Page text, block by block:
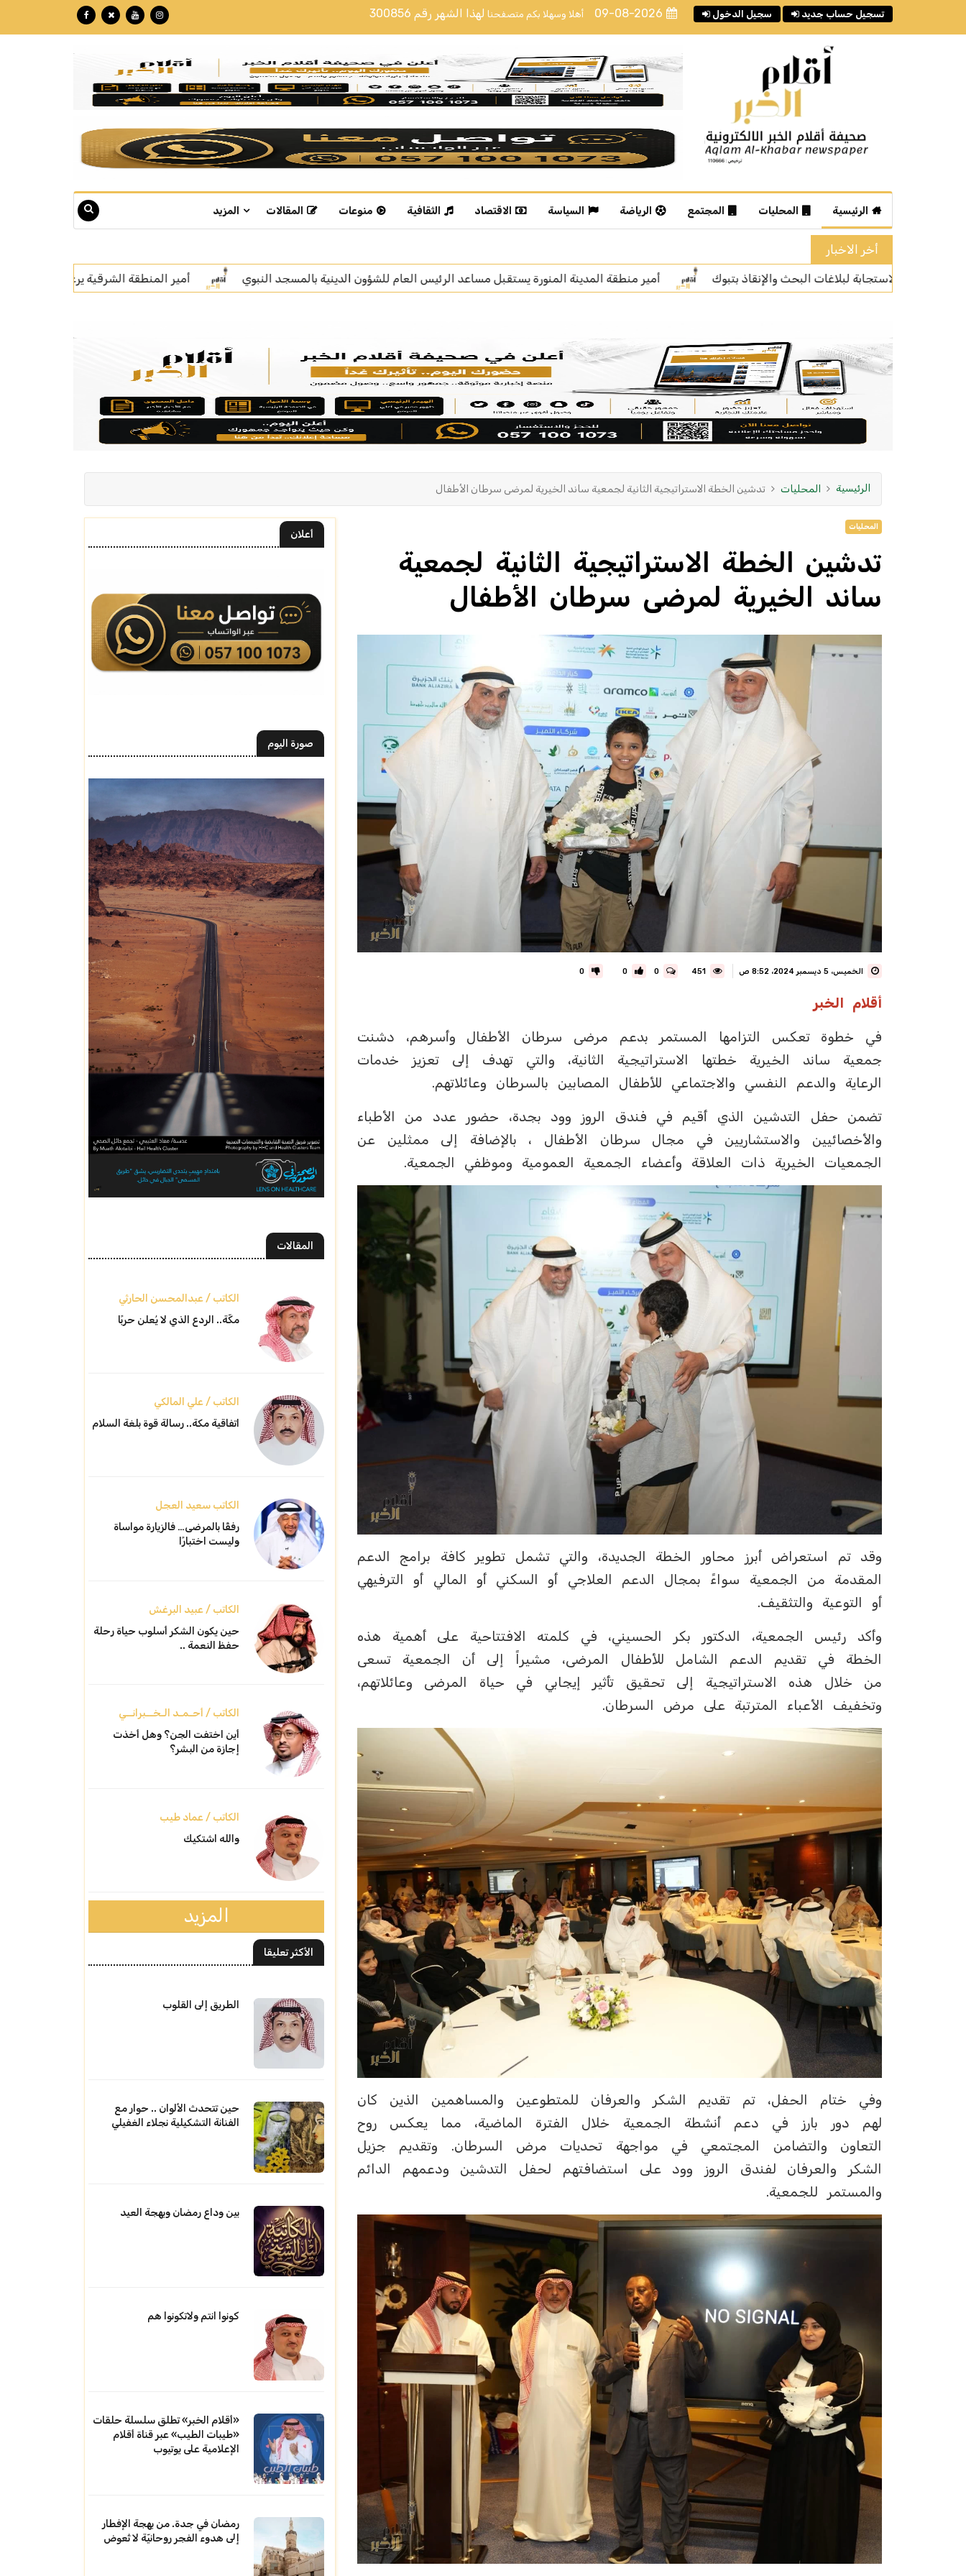
أهلا وسهلا بكم متصفحنا لهذا الشهر رقم 300856 09-08-2026 سجيل الدخول تسجيل حساب جديد
الرئيسية المحليات المجتمع الرياضة السياسة الاقتصاد الثقافية منوعات المقالات المزيد
أخر الاخبار
أمير منطقة المدينة المنورة يستقبل مساعد الرئيس العام للشؤون الدينية بالمسجد النبوي أمير المنطقة الشرقية يرعى توقيع اتفاقية تعاون بين المركز الوطني لتنمية الغطاء
الرئيسية المحليات تدشين الخطة الاستراتيجية الثانية لجمعية ساند الخيرية لمرضى سرطان الأطفال
المحليات
تدشين الخطة الاستراتيجية الثانية لجمعية
ساند الخيرية لمرضى سرطان الأطفال
الخميس، 5 ديسمبر 2024، 8:52 ص 0
0
0
أقلام الخبر
في خطوة تعكس التزامها المستمر بدعم مرضى سرطان الأطفال وأسرهم، دشنت
جمعية ساند الخيرية خطتها الاستراتيجية الثانية، والتي تهدف إلى تعزيز خدمات
الرعاية والدعم النفسي والاجتماعي للأطفال المصابين بالسرطان وعائلاتهم.
تضمن حفل التدشين الذي أقيم في فندق الروز وود بجدة، حضور عدد من الأطباء
والأخصائيين والاستشاريين في مجال سرطان الأطفال ، بالإضافة إلى ممثلين عن
الجمعيات الخيرية ذات العلاقة وأعضاء الجمعية العمومية وموظفي الجمعية.
وقد تم استعراض أبرز محاور الخطة الجديدة، والتي تشمل تطوير كافة برامج الدعم
المقدمة من الجمعية سواءً بمجال الدعم العلاجي أو السكني أو المالي أو الترفيهي
أو التوعية والتثقيف.
وأكد رئيس الجمعية، الدكتور بكر الحسيني، في كلمته الافتتاحية على أهمية هذه
الخطة في تقديم الدعم الشامل للأطفال المرضى، مشيراً إلى أن الجمعية تسعى
من خلال هذه الاستراتيجية إلى تحقيق تأثير إيجابي في حياة المرضى وعائلاتهم،
وتخفيف الأعباء المترتبة على مرض السرطان.
وفي ختام الحفل، تم تقديم الشكر والعرفان للمتطوعين والمساهمين الذين كان
لهم دور بارز في دعم أنشطة الجمعية خلال الفترة الماضية، مما يعكس روح
التعاون والتضامن المجتمعي في مواجهة تحديات مرض السرطان. وتقديم جزيل
الشكر والعرفان لفندق الروز وود على استضافتهم لحفل التدشين ودعمهم الدائم
والمستمر للجمعية.
أعلان
صورة اليوم
المقالات
الكاتب / عبدالمحسن الحارثي
مكّة.. الردع الذي لا يُعلن حربًا
الكاتب / علي المالكي
اتفاقية مكة.. رسالة قوة بلغة السلام
الكاتب سعيد العجل
رفقًا بالمرضى… فالزيارة مواساة
وليست اختبارًا
الكاتب / عبيد البرغش
حين يكون الشكر أسلوب حياة رحلة
حفظ النعمة ..
الكاتب / أحـمـد الـخــبرانــي
أين اختفت الجن؟ وهل أخذت
إجازة من البشر؟
الكاتب / عماد طيب
والله اشتكيك
المزيد
الأكثر تعليقا
الطريق إلى القلوب
حين تتحدث الألوان .. حوار مع
الفنانة التشكيلية نجلاء الغفيلي
بين وداع رمضان وبهجة العيد
كونوا انتم ولاتكونوا هم
«أقلام الخبر» تطلق سلسلة حلقات
«طيبات الطيب» عبر قناة أقلام
الإعلامية على يوتيوب
رمضان في جدة. من بهجة الإفطار
إلى هدوء الفجر روحانيّة لا تُعوض